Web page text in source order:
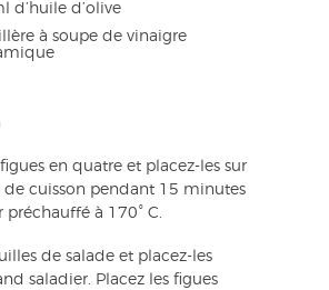
d’huile d’olive
à soupe de vinaigre
en quatre et placez-les sur
de cuisson pendant 15 minutes
préchauffé à 170° C.
de salade et placez-les
saladier. Placez les figues